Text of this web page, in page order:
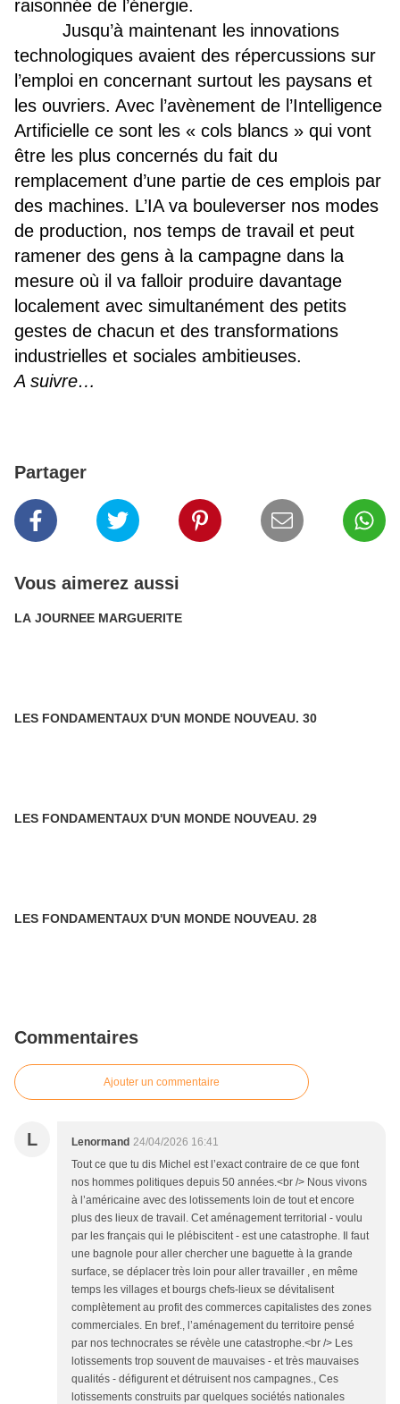
raisonnée de l’énergie.
Jusqu’à maintenant les innovations
technologiques avaient des répercussions sur
l’emploi en concernant surtout les paysans et
les ouvriers. Avec l’avènement de l’Intelligence
Artificielle ce sont les « cols blancs » qui vont
être les plus concernés du fait du
remplacement d’une partie de ces emplois par
des machines. L’IA va bouleverser nos modes
de production, nos temps de travail et peut
ramener des gens à la campagne dans la
mesure où il va falloir produire davantage
localement avec simultanément des petits
gestes de chacun et des transformations
industrielles et sociales ambitieuses.
A suivre…
Partager
Vous aimerez aussi
LA JOURNEE MARGUERITE
LES FONDAMENTAUX D'UN MONDE NOUVEAU. 30
LES FONDAMENTAUX D'UN MONDE NOUVEAU. 29
LES FONDAMENTAUX D'UN MONDE NOUVEAU. 28
Commentaires
Ajouter un commentaire
L Lenormand 24/04/2026 16:41
Tout ce que tu dis Michel est l’exact contraire de ce que font
nos hommes politiques depuis 50 années.<br /> Nous vivons
à l’américaine avec des lotissements loin de tout et encore
plus des lieux de travail. Cet aménagement territorial - voulu
par les français qui le plébiscitent - est une catastrophe. Il faut
une bagnole pour aller chercher une baguette à la grande
surface, se déplacer très loin pour aller travailler , en même
temps les villages et bourgs chefs-lieux se dévitalisent
complètement au profit des commerces capitalistes des zones
commerciales. En bref., l’aménagement du territoire pensé
par nos technocrates se révèle une catastrophe.<br /> Les
lotissements trop souvent de mauvaises - et très mauvaises
qualités - défigurent et détruisent nos campagnes., Ces
lotissements construits par quelques sociétés nationales